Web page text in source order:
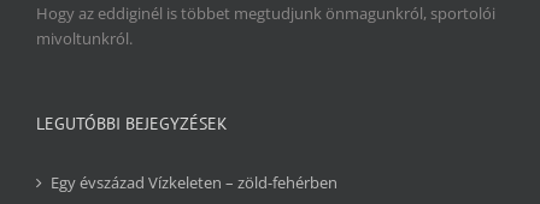
Hogy az eddiginél is többet megtudjunk önmagunkról, sportolói
mivoltunkról.
LEGUTÓBBI BEJEGYZÉSEK
Egy évszázad Vízkeleten – zöld-fehérben